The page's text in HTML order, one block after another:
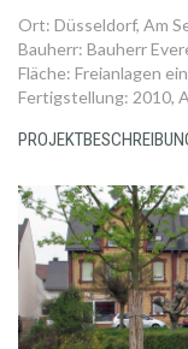
Ort: Düsseldorf, Am
Bauherr: Bauherr
Fläche: Freianlagen
Fertigstellung: 2010,